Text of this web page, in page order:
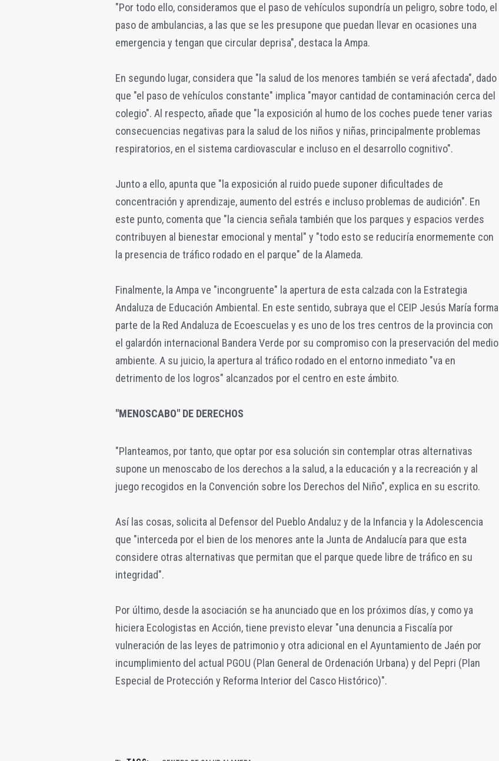
"Por todo ello, consideramos que el paso de vehículos supondría un peligro, sobre todo, el
paso de ambulancias, a las que se les presupone que puedan llevar en ocasiones una
emergencia y tengan que circular deprisa", destaca la Ampa.
En segundo lugar, considera que "la salud de los menores también se verá afectada", dado
que "el paso de vehículos constante" implica "mayor cantidad de contaminación cerca del
colegio". Al respecto, añade que "la exposición al humo de los coches puede tener varias
consecuencias negativas para la salud de los niños y niñas, principalmente problemas
respiratorios, en el sistema cardiovascular e incluso en el desarrollo cognitivo".
Junto a ello, apunta que "la exposición al ruido puede suponer dificultades de
concentración y aprendizaje, aumento del estrés e incluso problemas de audición". En
este punto, comenta que "la ciencia señala también que los parques y espacios verdes
contribuyen al bienestar emocional y mental" y "todo esto se reduciría enormemente con
la presencia de tráfico rodado en el parque" de la Alameda.
Finalmente, la Ampa ve "incongruente" la apertura de esta calzada con la Estrategia
Andaluza de Educación Ambiental. En este sentido, subraya que el CEIP Jesús María forma
parte de la Red Andaluza de Ecoescuelas y es uno de los tres centros de la provincia con
el galardón internacional Bandera Verde por su compromiso con la preservación del medio
ambiente. A su juicio, la apertura al tráfico rodado en el entorno inmediato "va en
detrimento de los logros" alcanzados por el centro en este ámbito.
"MENOSCABO" DE DERECHOS
"Planteamos, por tanto, que optar por esa solución sin contemplar otras alternativas
supone un menoscabo de los derechos a la salud, a la educación y a la recreación y al
juego recogidos en la Convención sobre los Derechos del Niño", explica en su escrito.
Así las cosas, solicita al Defensor del Pueblo Andaluz y de la Infancia y la Adolescencia
que "interceda por el bien de los menores ante la Junta de Andalucía para que esta
considere otras alternativas que permitan que el parque quede libre de tráfico en su
integridad".
Por último, desde la asociación se ha anunciado que en los próximos días, y como ya
hiciera Ecologistas en Acción, tiene previsto elevar "una denuncia a Fiscalía por
vulneración de las leyes de patrimonio y otra adicional en el Ayuntamiento de Jaén por
incumplimiento del actual PGOU (Plan General de Ordenación Urbana) y del Pepri (Plan
Especial de Protección y Reforma Interior del Casco Histórico)".